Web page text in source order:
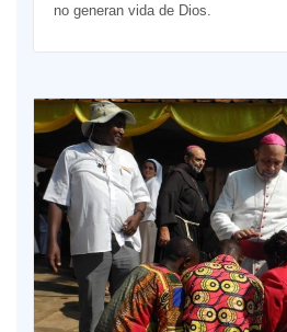
no generan vida de Dios.